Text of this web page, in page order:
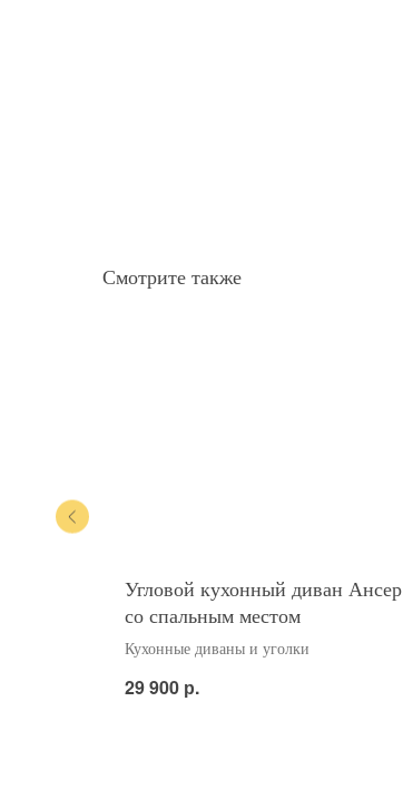
Смотрите также
Угловой кухонный диван Ансер
со спальным местом
Кухонные диваны и уголки
29 900 р.